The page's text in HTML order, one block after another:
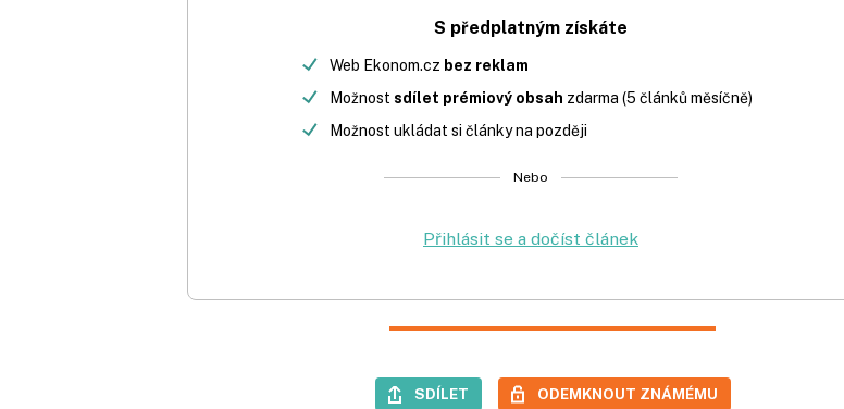
S předplatným získáte
Web Ekonom.cz bez reklam
Možnost sdílet prémiový obsah zdarma (5 článků měsíčně)
Možnost ukládat si články na později
Nebo
Přihlásit se a dočíst článek
SDÍLET ODEMKNOUT ZNÁMÉMU